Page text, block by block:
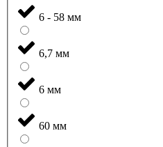
6 - 58 мм
6,7 мм
6 мм
60 мм